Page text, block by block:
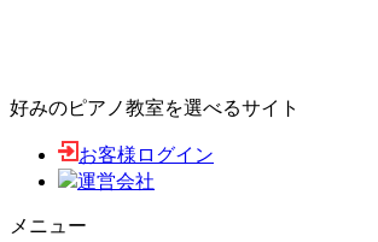
好みのピアノ教室を選べるサイト
お客様ログイン
運営会社
メニュー